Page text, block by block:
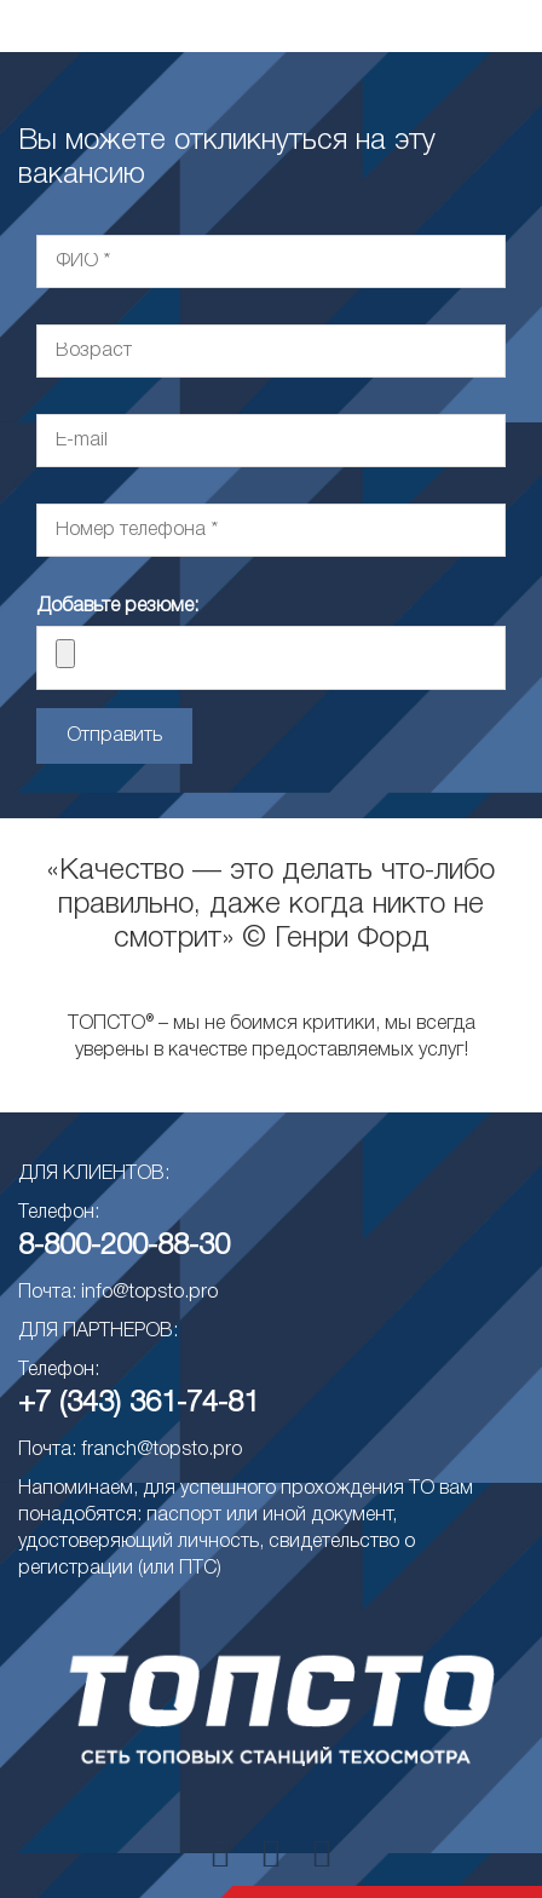
Вы можете откликнуться на эту
вакансию
Добавьте резюме:
Отправить
«Качество — это делать что-либо
правильно, даже когда никто не
смотрит» © Генри Форд
ТОПСТО® – мы не боимся критики, мы всегда
уверены в качестве предоставляемых услуг!
ДЛЯ КЛИЕНТОВ:
Телефон:
8-800-200-88-30
Почта: info@topsto.pro
ДЛЯ ПАРТНЕРОВ:
Телефон:
+7 (343) 361-74-81
Почта: franch@topsto.pro
Напоминаем, для успешного прохождения ТО вам
понадобятся: паспорт или иной документ,
удостоверяющий личность, свидетельство о
регистрации (или ПТС)